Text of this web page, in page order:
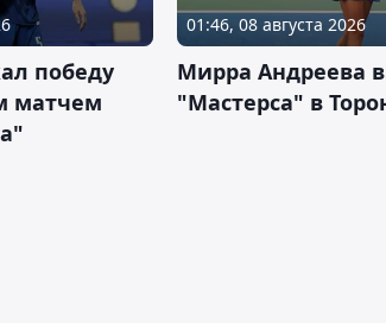
победу
матчем
01:46, 08 августа 2026
Мирра Андреева
"Мастерса" в